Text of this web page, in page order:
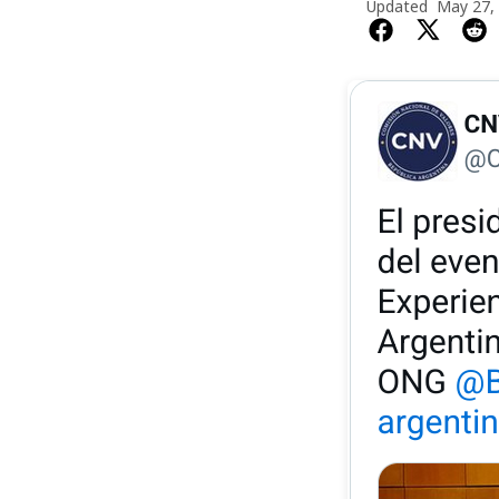
Updated May 27,